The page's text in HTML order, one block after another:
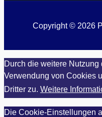
Copyright © 2026
Durch die weitere
Verwendung von Cookies
Dritter zu. Weitere
Die Cookie-Einstellungen